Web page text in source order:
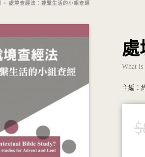
> 處境查經法：連繫生活的小組查經
處
What is
主編：
$